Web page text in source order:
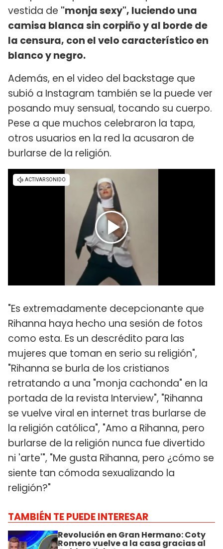
vestida de "monja sexy", luciendo una
camisa blanca sin corpiño y al borde de
la censura, con el velo característico en
blanco y negro.
Además, en el video del backstage que
subió a Instagram también se la puede ver
posando muy sensual, tocando su cuerpo.
Pese a que muchos celebraron la tapa,
otros usuarios en la red la acusaron de
burlarse de la religión.
"Es extremadamente decepcionante que
Rihanna haya hecho una sesión de fotos
como esta. Es un descrédito para las
mujeres que toman en serio su religión",
"Rihanna se burla de los cristianos
retratando a una "monja cachonda" en la
portada de la revista Interview", "Rihanna
se vuelve viral en internet tras burlarse de
la religión católica", "Amo a Rihanna, pero
burlarse de la religión nunca fue divertido
ni 'arte'", "Me gusta Rihanna, pero ¿cómo se
siente tan cómoda sexualizando la
religión?"
TAMBIÉN TE PUEDE INTERESAR
Revolución en Gran Hermano: Coty
Romero vuelve a la casa gracias al